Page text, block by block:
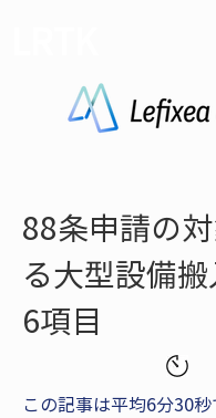
88条申請の
る大型設備
6項目
この記事は平均6分30